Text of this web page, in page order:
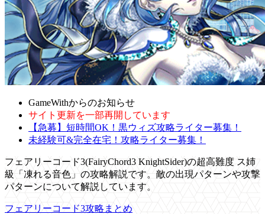
GameWithからのお知らせ
サイト更新を一部再開しています
【急募】短時間OK！黒ウィズ攻略ライター募集！
未経験可&完全在宅！攻略ライター募集！
フェアリーコード3(FairyChord3 KnightSider)の超高難度 ス姉
級「凍れる音色」の攻略解説です。敵の出現パターンや攻撃
パターンについて解説しています。
フェアリーコード3攻略まとめ